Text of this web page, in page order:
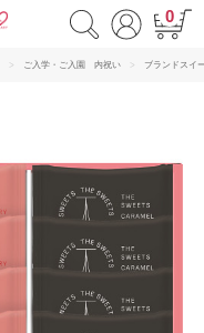
0
ご入学・ご入園 内祝い ブランドスイ